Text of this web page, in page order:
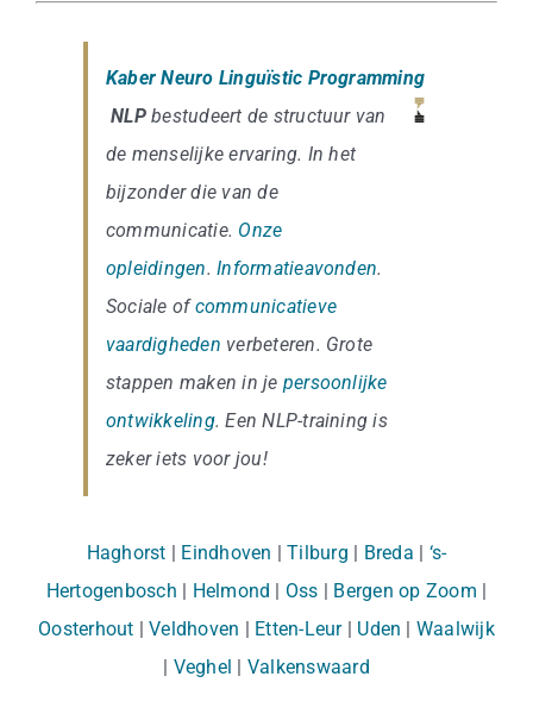
Kaber Neuro Linguïstic Programming
NLPbestudeert de structuur van
de menselijke ervaring. In het
bijzonder die van de
communicatie. Onze
opleidingen.Informatieavonden.
Sociale ofcommunicatieve
vaardigheden verbeteren. Grote
stappen maken in je persoonlijke
ontwikkeling. Een NLP-training is
zeker iets voor jou!
Haghorst | Eindhoven |Tilburg | Breda | ‘s-
Hertogenbosch | Helmond | Oss | Bergen op Zoom |
Oosterhout |Veldhoven | Etten-Leur| Uden | Waalwijk
| Veghel | Valkenswaard